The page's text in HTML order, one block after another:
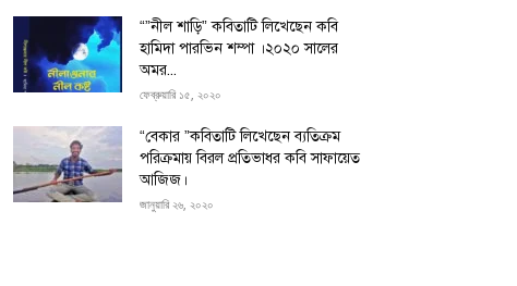
“”নীল শাড়ি” কবিতাটি লিখেছেন কবি
হামিদা পারভিন শম্পা ।২০২০ সালের
অমর...
ফেব্রুয়ারি ১৫, ২০২০
“বেকার ”কবিতাটি লিখেছেন ব্যতিক্রম
পরিক্রমায় বিরল প্রতিভাধর কবি সাফায়েত
আজিজ।
জানুয়ারি ২৬, ২০২০